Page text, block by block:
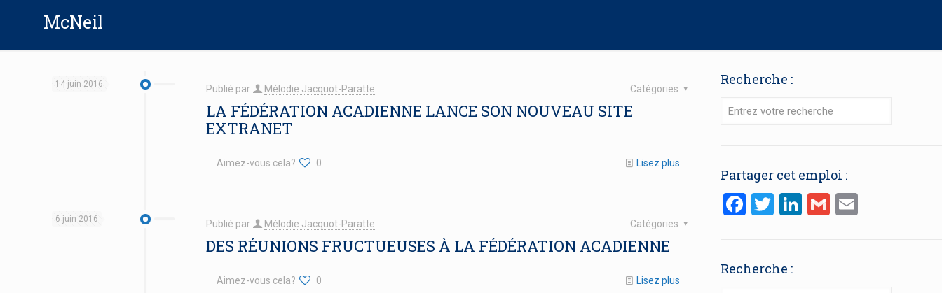
McNeil
14 juin 2016 Publié par Mélodie Jacquot-Paratte Catégories
LA FÉDÉRATION ACADIENNE LANCE SON NOUVEAU SITE
EXTRANET
Aimez-vous cela? 0 Lisez plus
6 juin 2016 Publié par Mélodie Jacquot-Paratte Catégories
DES RÉUNIONS FRUCTUEUSES À LA FÉDÉRATION ACADIENNE
Aimez-vous cela? 0 Lisez plus
Recherche :
Partager cet emploi :
Facebook
Twitter
LinkedIn
GmailEmail
Recherche :